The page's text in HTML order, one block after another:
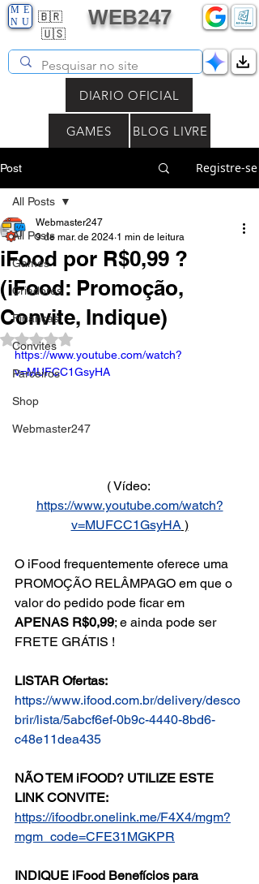
🇧🇷
🇺🇸
ME
NU
WEB247
DIARIO OFICIAL
GAMES BLOG LIVRE
Post Registre-se
All Posts
Games
Criadores
Finanças
Convites
Parceiros
Shop
Webmaster247
All Posts
iFood por R$0,99 ?
(iFood: Promoção,
Convite, Indique)
Webmaster247
9 de mar. de 2024 1 min de leitura
Avaliado com NaN de 5 estrelas.
https://www.youtube.com/watch?
v=MUFCC1GsyHA
( Vídeo:
https://www.youtube.com/watch?
v=MUFCC1GsyHA )
O iFood frequentemente oferece uma
PROMOÇÃO RELÂMPAGO em que o
valor do pedido pode ficar em
APENAS R$0,99; e ainda pode ser
FRETE GRÁTIS !
LISTAR Ofertas:
https://www.ifood.com.br/delivery/desco
brir/lista/5abcf6ef-0b9c-4440-8bd6-
c48e11dea435
NÃO TEM iFOOD? UTILIZE ESTE
LINK CONVITE:
https://ifoodbr.onelink.me/F4X4/mgm?
mgm_code=CFE31MGKPR
INDIQUE iFood Benefícios para